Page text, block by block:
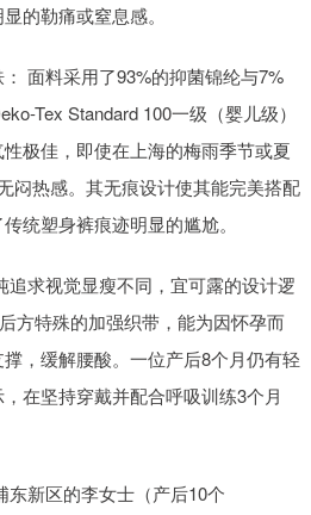
的勒痛或窒息感。
面料采用了93%的抑菌锦纶与7%
Tex Standard 100一级（婴儿级）
极佳，即使在上海的梅雨季节或夏
闷热感。其无痕设计使其能完美搭配
统塑身裤痕迹明显的尴尬。
求视觉显瘦不同，宜可露的设计逻
方特殊的加强织带，能为因怀孕而
，缓解腰酸。一位产后8个月仍有轻
在坚持穿戴并配合呼吸训练3个月
新区的李女士（产后10个